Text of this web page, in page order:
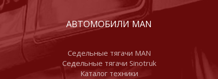
АВТОМОБИЛИ MAN
Седельные тягачи MAN
Седельные тягачи Sinotruk
Каталог техники